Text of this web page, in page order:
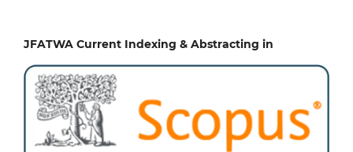
JFATWA Current Indexing & Abstracting in